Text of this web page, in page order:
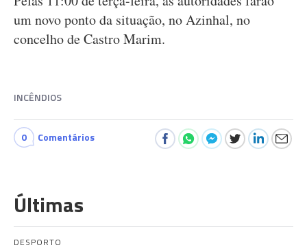
um novo ponto da situação, no Azinhal, no
concelho de Castro Marim.
INCÊNDIOS
0 Comentários
Últimas
DESPORTO